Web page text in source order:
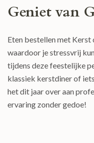
Geniet van
Eten bestellen met
waardoor je stressvrij
tijdens deze feestelijke
klassiek kerstdiner of
het dit jaar over aan
ervaring zonder gedoe!